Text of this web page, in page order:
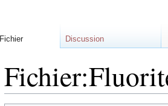
Fichier Discussion